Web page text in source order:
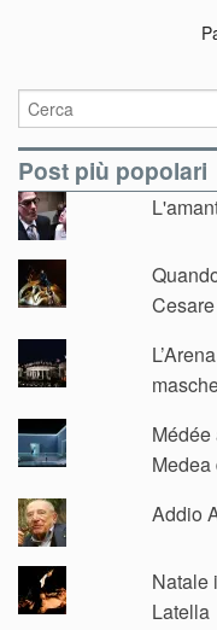
Post più popolari
Addio
Natale
Latella